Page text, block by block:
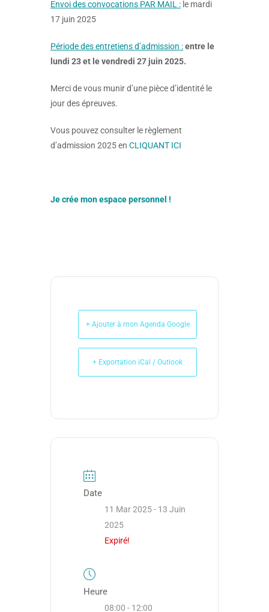
Envoi des convocations PAR MAIL : le mardi
17 juin 2025
Période des entretiens d’admission :entre le
lundi 23 et le vendredi 27 juin 2025.
Merci de vous munir d’une pièce d’identité le
jour des épreuves.
Vous pouvez consulter le règlement
d’admission 2025 en CLIQUANT ICI
Je crée mon espace personnel !
+ Ajouter à mon Agenda Google
+ Exportation iCal / Outlook
Date
11 Mar 2025- 13 Juin
2025
Expiré!
Heure
08:00 - 12:00